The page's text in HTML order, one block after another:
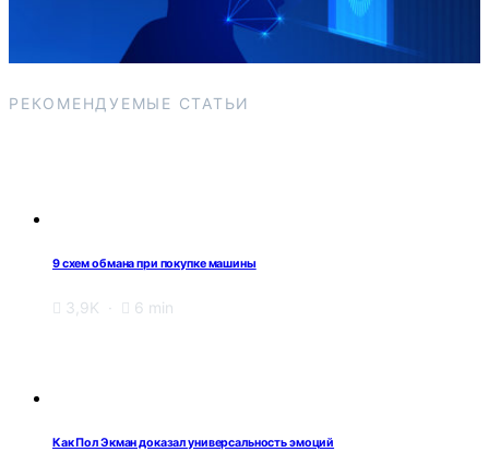
РЕКОМЕНДУЕМЫЕ СТАТЬИ
9 схем обмана при покупке машины
3,9K 6 min
Как Пол Экман доказал универсальность эмоций